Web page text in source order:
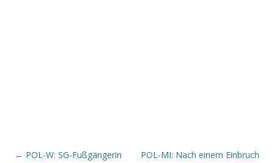
Beitrags-Navigation
← POL-W: SG-Fußgängerin
POL-MI: Nach einem Einbruch